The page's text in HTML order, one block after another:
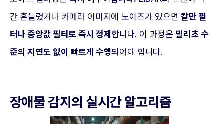
간 흔들렸거나 카메라 이미지에 노이즈가 있으면 칼만 필
터나 중앙값 필터로 즉시 정제 합니다. 이 과정은 밀리초 수
준의 지연도 없이 빠르게 수행되어야 합니다.
장애물 감지의 실시간 알고리즘